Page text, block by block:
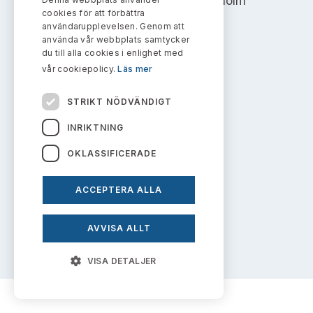
Ledamöter
Huvudmän
Publikationer och anföranden
Sök uttalanden
Avgifter
Prenumerera
Kontakt administrativa ärenden
info@aktiemarknadsnamnden.se
Om webbplatsen
Kakor
Personuppgiftspolicy
Prenumerera på uttalanden
cookies för att förbättra
användarupplevelsen. Genom att
använda vår webbplats samtycker
du till alla cookies i enlighet med
vår cookiepolicy.Läs mer
STRIKT NÖDVÄNDIGT
INRIKTNING
OKLASSIFICERADE
ACCEPTERA ALLA
AVVISA ALLT
VISA DETALJER